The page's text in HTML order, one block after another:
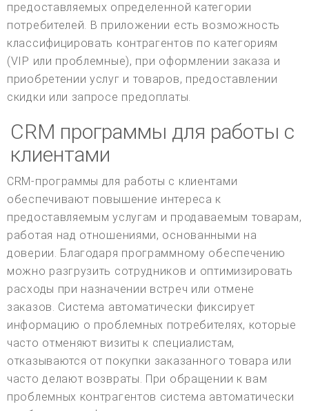
предоставляемых определенной категории
потребителей. В приложении есть возможность
классифицировать контрагентов по категориям
(VIP или проблемные), при оформлении заказа и
приобретении услуг и товаров, предоставлении
скидки или запросе предоплаты.
CRM программы для работы с
клиентами
CRM-программы для работы с клиентами
обеспечивают повышение интереса к
предоставляемым услугам и продаваемым товарам,
работая над отношениями, основанными на
доверии. Благодаря программному обеспечению
можно разгрузить сотрудников и оптимизировать
расходы при назначении встреч или отмене
заказов. Система автоматически фиксирует
информацию о проблемных потребителях, которые
часто отменяют визиты к специалистам,
отказываются от покупки заказанного товара или
часто делают возвраты. При обращении к вам
проблемных контрагентов система автоматически